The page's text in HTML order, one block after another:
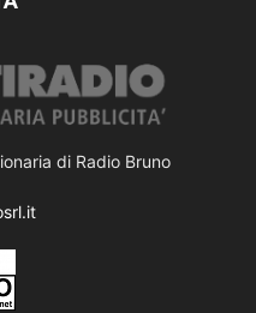
di Radio Bruno